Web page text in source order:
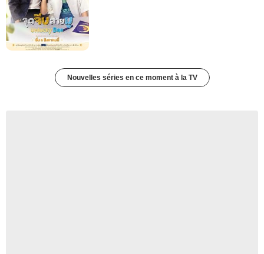
Nouvelles séries en ce moment à la TV